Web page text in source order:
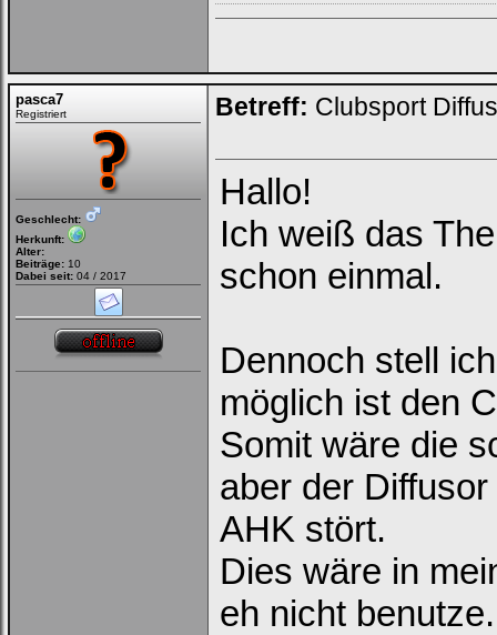
pasca7
Registriert
Geschlecht:
Herkunft:
Alter:
Beiträge: 10
Dabei seit: 04 / 2017
Betreff: Clubsport
Hallo!
Ich weiß das
schon einmal.
Dennoch stell
möglich ist den
Somit wäre die
aber der
AHK stört.
Dies wäre in
eh nicht